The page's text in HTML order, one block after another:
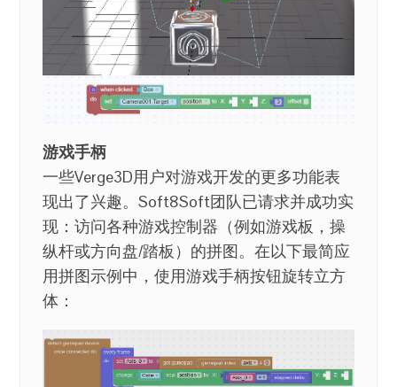
游戏手柄
一些Verge3D用户对游戏开发的更多功能表
现出了兴趣。Soft8Soft团队已请求并成功实
现：访问各种游戏控制器（例如游戏板，操
纵杆或方向盘/踏板）的拼图。在以下最简应
用拼图示例中，使用游戏手柄按钮旋转立方
体：